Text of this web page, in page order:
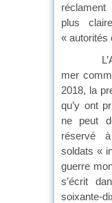
réclament
plus
« autorités
mer
2018, la
qu’y ont
ne peut
réservé
soldats «
guerre
s’écrit
soixante-